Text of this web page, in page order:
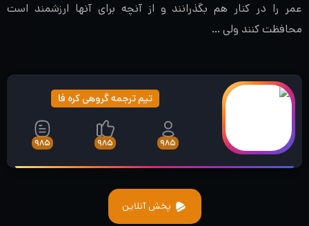
عمر را در کنار هم بگذرانند و از آنچه برای آنها ارزشمند است
محافظت کنند ولی …
تیم ترجمه گروهی کره فا
۹۸۵ ۹۸۵ ۹۸۵
پخش آنلاین